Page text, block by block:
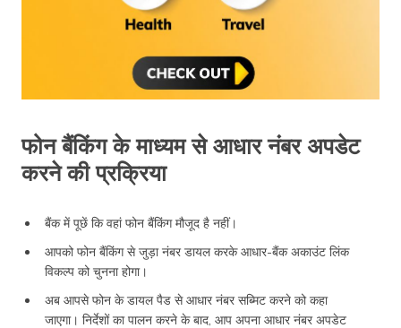
फोन बैंकिंग के माध्यम से आधार नंबर अपडेट
करने की प्रक्रिया
बैंक में पूछें कि वहां फोन बैंकिंग मौजूद है नहीं।
आपको फोन बैंकिंग से जुड़ा नंबर डायल करके आधार-बैंक अकाउंट लिंक
विकल्प को चुनना होगा।
अब आपसे फोन के डायल पैड से आधार नंबर सब्मिट करने को कहा
जाएगा। निर्देशों का पालन करने के बाद, आप अपना आधार नंबर अपडेट